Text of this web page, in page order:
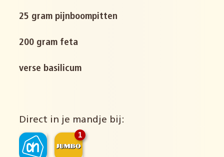
25 gram pijnboompitten
200 gram feta
verse basilicum
Direct in je mandje bij:
1